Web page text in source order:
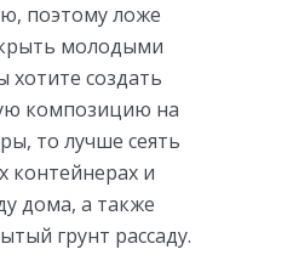
поэтому ложе
молодыми
хотите создать
композицию на
то лучше сеять
контейнерах и
дома, а также
грунт рассаду.